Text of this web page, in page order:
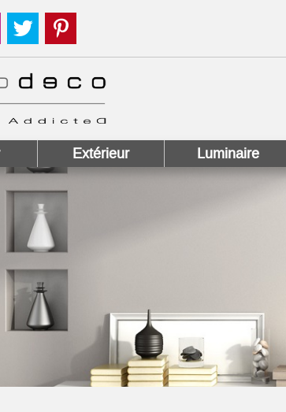
nous sur Facebook !
Suivez nous sur Instagram !
Suivez nous sur Twitter !
Extérieur Luminaire